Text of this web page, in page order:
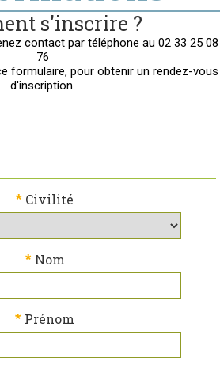
s'inscrire ?
contact par téléphone au 02 33 25 08
76
formulaire, pour obtenir un rendez-vous
d'inscription.
* Civilité
* Nom
* Prénom